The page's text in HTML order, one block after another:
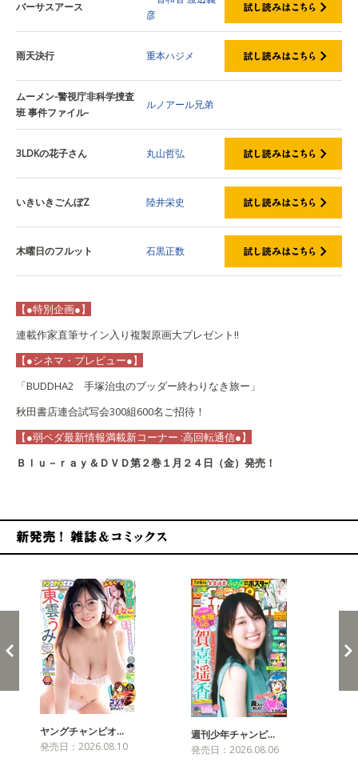
バーサスアース
彦
雨天決行 重本ハジメ
ムーメン-警視庁非科学捜査
班 事件ファイル-
ルノアール兄弟
3LDKの花子さん 丸山哲弘
いきいきごんぼZ 陸井栄史
木曜日のフルット 石黒正数
【●特別企画●】
連載作家直筆サイン入り複製原画大プレゼント!!
【●シネマ・プレビュー●】
「BUDDHA2 手塚治虫のブッダー終わりなき旅ー」
秋田書店連合試写会300組600名ご招待！
【●弱ペダ最新情報満載新コーナー :高回転通信●】
Ｂｌｕ－ｒａｙ＆ＤＶＤ第２巻１月２４日（金）発売！
ヤングチャンピオ…
発売日：2026.08.10
週刊少年チャンピ…
発売日：2026.08.06